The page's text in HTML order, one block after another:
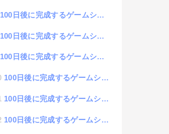
100日後に完成するゲームシステム 14日目「キャラクターのFreeWalk機能」
100日後に完成するゲームシステム 13日目「オジサンキャラの構築」
100日後に完成するゲームシステム 12日目「会話システム設計」
100日後に完成するゲームシステム 11日目「スマホで操作できるようにコントロールボタンを配置」
100日後に完成するゲームシステム 10日目「マップのコリジョン設定」
100日後に完成するゲームシステム 9日目「ステージ装飾 : 川を追加」